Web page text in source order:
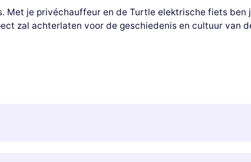
Met je privéchauffeur en de Turtle elektrische fiets ben
zal achterlaten voor de geschiedenis en cultuur van